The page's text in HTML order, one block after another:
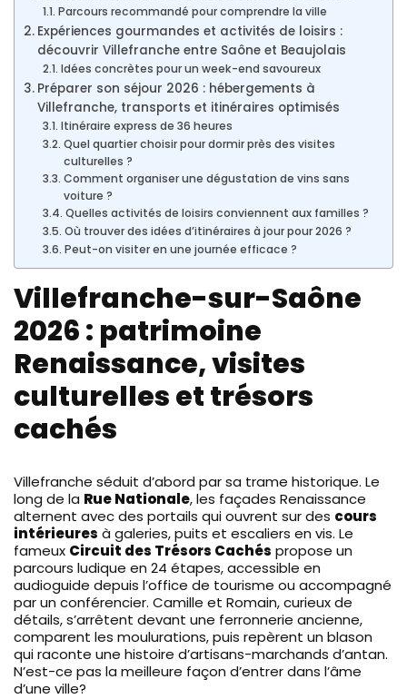
Parcours recommandé pour comprendre la ville
Expériences gourmandes et activités de loisirs :
découvrir Villefranche entre Saône et Beaujolais
Idées concrètes pour un week-end savoureux
Préparer son séjour 2026 : hébergements à
Villefranche, transports et itinéraires optimisés
Itinéraire express de 36 heures
Quel quartier choisir pour dormir près des visites
culturelles ?
Comment organiser une dégustation de vins sans
voiture ?
Quelles activités de loisirs conviennent aux familles ?
Où trouver des idées d’itinéraires à jour pour 2026 ?
Peut-on visiter en une journée efficace ?
Villefranche-sur-Saône
2026 : patrimoine
Renaissance, visites
culturelles et trésors
cachés
Villefranche séduit d’abord par sa trame historique. Le
long de la Rue Nationale, les façades Renaissance
alternent avec des portails qui ouvrent sur des cours
intérieures à galeries, puits et escaliers en vis. Le
fameux Circuit des Trésors Cachés propose un
parcours ludique en 24 étapes, accessible en
audioguide depuis l’office de tourisme ou accompagné
par un conférencier. Camille et Romain, curieux de
détails, s’arrêtent devant une ferronnerie ancienne,
comparent les moulurations, puis repèrent un blason
qui raconte une histoire d’artisans-marchands d’antan.
N’est-ce pas la meilleure façon d’entrer dans l’âme
d’une ville?